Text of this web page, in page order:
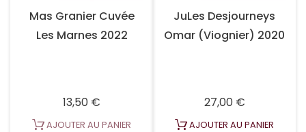
Mas Granier Cuvée
Les Marnes 2022
13,50 €
AJOUTER AU PANIER
JuLes Desjourneys
Omar (Viognier) 2020
27,00 €Prix
AJOUTER AU PANIER